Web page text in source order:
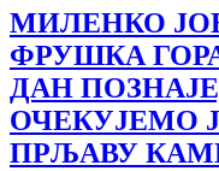
МИЛЕНКО
ФРУШКА
ДАН
ОЧЕКУЈЕМО
ПРЉАВУ